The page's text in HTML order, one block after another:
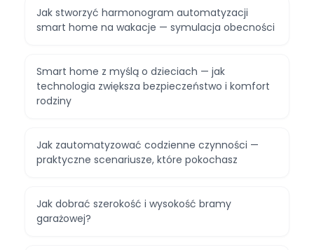
Jak stworzyć harmonogram automatyzacji
smart home na wakacje — symulacja obecności
Smart home z myślą o dzieciach — jak
technologia zwiększa bezpieczeństwo i komfort
rodziny
Jak zautomatyzować codzienne czynności —
praktyczne scenariusze, które pokochasz
Jak dobrać szerokość i wysokość bramy
garażowej?